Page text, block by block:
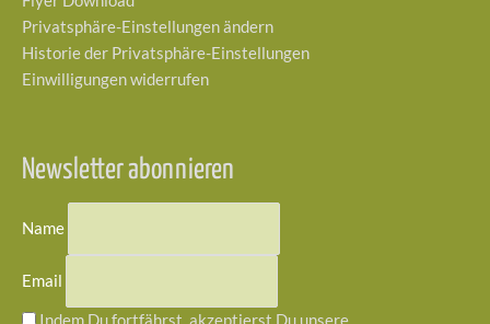
Privatsphäre-Einstellungen ändern
Historie der Privatsphäre-Einstellungen
Einwilligungen widerrufen
Newsletter abonnieren
Name
Email
Indem Du fortfährst, akzeptierst Du unsere